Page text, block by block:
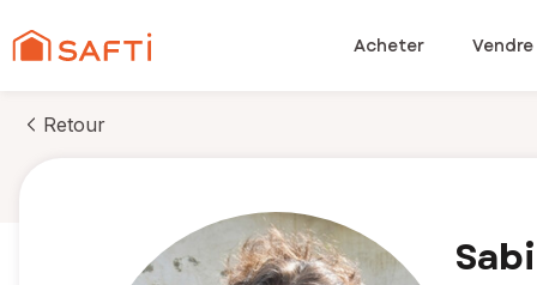
Acheter Vendre
Retour